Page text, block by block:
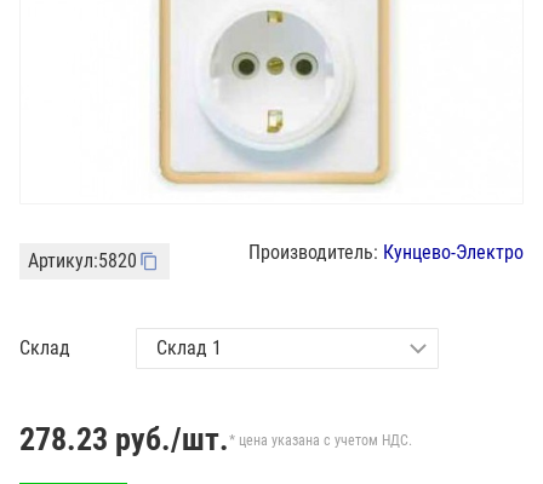
Артикул:5820 Производитель: Кунцево-Электро
Склад
278.23 руб./шт.* цена указана с учетом НДС.